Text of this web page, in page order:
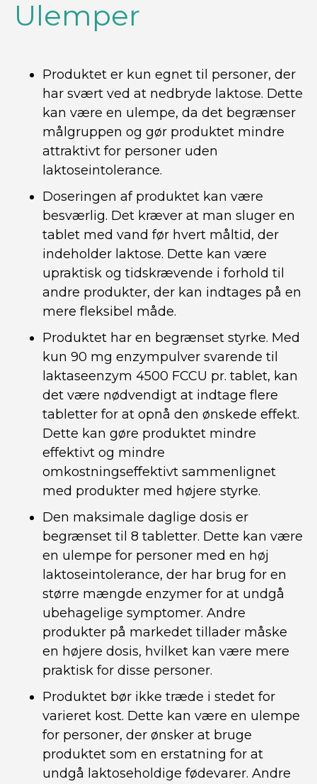
Ulemper
Produktet er kun egnet til personer, der
har svært ved at nedbryde laktose. Dette
kan være en ulempe, da det begrænser
målgruppen og gør produktet mindre
attraktivt for personer uden
laktoseintolerance.
Doseringen af produktet kan være
besværlig. Det kræver at man sluger en
tablet med vand før hvert måltid, der
indeholder laktose. Dette kan være
upraktisk og tidskrævende i forhold til
andre produkter, der kan indtages på en
mere fleksibel måde.
Produktet har en begrænset styrke. Med
kun 90 mg enzympulver svarende til
laktaseenzym 4500 FCCU pr. tablet, kan
det være nødvendigt at indtage flere
tabletter for at opnå den ønskede effekt.
Dette kan gøre produktet mindre
effektivt og mindre
omkostningseffektivt sammenlignet
med produkter med højere styrke.
Den maksimale daglige dosis er
begrænset til 8 tabletter. Dette kan være
en ulempe for personer med en høj
laktoseintolerance, der har brug for en
større mængde enzymer for at undgå
ubehagelige symptomer. Andre
produkter på markedet tillader måske
en højere dosis, hvilket kan være mere
praktisk for disse personer.
Produktet bør ikke træde i stedet for
varieret kost. Dette kan være en ulempe
for personer, der ønsker at bruge
produktet som en erstatning for at
undgå laktoseholdige fødevarer. Andre